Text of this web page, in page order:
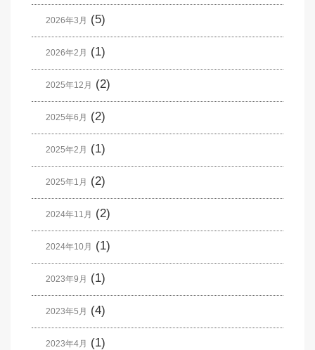
2026年3月 (5)
2026年2月 (1)
2025年12月 (2)
2025年6月 (2)
2025年2月 (1)
2025年1月 (2)
2024年11月 (2)
2024年10月 (1)
2023年9月 (1)
2023年5月 (4)
2023年4月 (1)